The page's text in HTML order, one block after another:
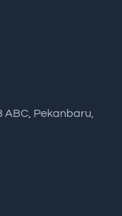
ABC, Pekanbaru,